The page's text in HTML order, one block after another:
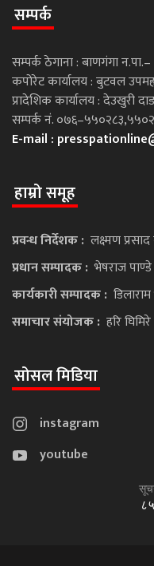
सम्पर्क
सम्पर्क ठेगाना : बाणगंगा
कपोरेट कार्यालय : बुटवल
प्रादेशिक कार्यालय : देउखुरी
सम्पर्क नं.
E-mail :
हाम्रो समूह
प्रवन्ध निर्देशक : लक्ष्मण
प्रधान सम्पादक : भेषराज पाण्डे
कार्यकारी सम्पादक :
समाचार संयोजक : हरि घिमिरे
सोसल मिडिया
instagram
youtube